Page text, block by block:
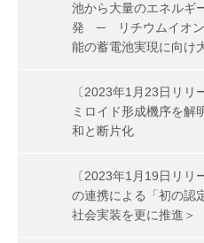
池から大量のエネルギ
発 ─ リチウムイオン
能の蓄電池実現に向
〔2023年1月23日リリ
ミロイド形成機序を解
和と断片化
〔2023年1月19日リ
の連携による「初の認
社会実装を更に推進＞